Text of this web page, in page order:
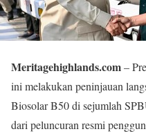
Meritagehighlands.com–
ini melakukan peninjauan
Biosolar B50 di sejumlah
dari peluncuran resmi